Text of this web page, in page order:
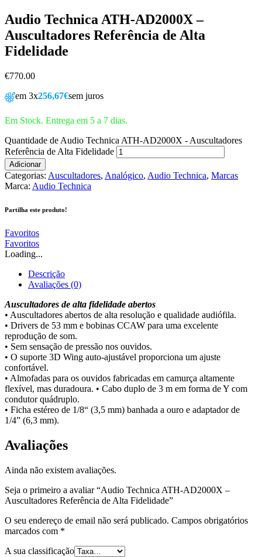
Audio Technica ATH-AD2000X –
Auscultadores Referência de Alta
Fidelidade
€770.00
em 3x256,67€sem juros
Em Stock. Entrega em 5 a 7 dias.
Quantidade de Audio Technica ATH-AD2000X - Auscultadores
Referência de Alta Fidelidade
Adicionar
Categorias: Auscultadores, Analógico, Audio Technica, Marcas
Marca: Audio Technica
Partilha este produto!
Favoritos
Favoritos
Loading...
Descrição
Avaliações (0)
Auscultadores de alta fidelidade abertos
• Auscultadores abertos de alta resolução e qualidade audiófila.
• Drivers de 53 mm e bobinas CCAW para uma excelente
reprodução de som.
• Sem sensação de pressão nos ouvidos.
• O suporte 3D Wing auto-ajustável proporciona um ajuste
confortável.
• Almofadas para os ouvidos fabricadas em camurça altamente
flexível, mas duradoura. • Cabo duplo de 3 m em forma de Y com
condutor quádruplo.
• Ficha estéreo de 1/8“ (3,5 mm) banhada a ouro e adaptador de
1/4” (6,3 mm).
Avaliações
Ainda não existem avaliações.
Seja o primeiro a avaliar “Audio Technica ATH-AD2000X –
Auscultadores Referência de Alta Fidelidade”
O seu endereço de email não será publicado. Campos obrigatórios
marcados com *
A sua classificação